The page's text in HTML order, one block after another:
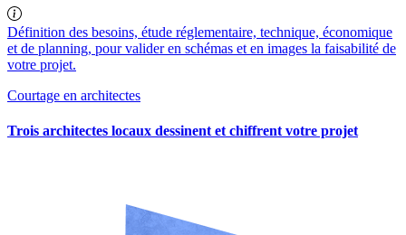
Définition des besoins, étude réglementaire, technique, économique
et de planning, pour valider en schémas et en images la faisabilité de
votre projet.
Courtage en architectes
Trois architectes locaux dessinent et chiffrent votre projet